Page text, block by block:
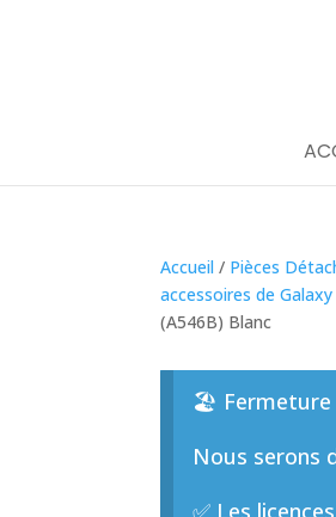
Accueil / Pièces
accessoires de Galaxy
(A546B) Blanc
🏖️ Fermeture
Nous serons
✅ Les